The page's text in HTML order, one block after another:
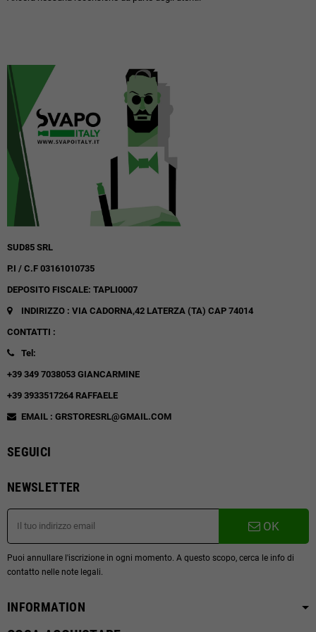
SUD85 SRL
P.I / C.F 03161010735
DEPOSITO FISCALE: TAPLI0007
INDIRIZZO : VIA CADORNA,42 LATERZA (TA) CAP 74014
CONTATTI :
Tel:
+39 349 7038053 GIANCARMINE
+39 3933517264 RAFFAELE
EMAIL : GRSTORESRL@GMAIL.COM
SEGUICI
NEWSLETTER
OK
Puoi annullare l'iscrizione in ogni momento. A questo scopo, cerca le info di
contatto nelle note legali.
INFORMATION